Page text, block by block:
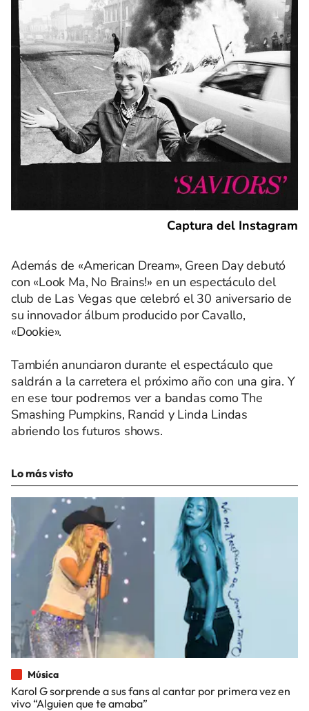
Captura del Instagram
Además de «American Dream», Green Day debutó
con «Look Ma, No Brains!» en un espectáculo del
club de Las Vegas que celebró el 30 aniversario de
su innovador álbum producido por Cavallo,
«Dookie».
También anunciaron durante el espectáculo que
saldrán a la carretera el próximo año con una gira. Y
en ese tour podremos ver a bandas como The
Smashing Pumpkins, Rancid y Linda Lindas
abriendo los futuros shows.
Lo más visto
Música
Karol G sorprende a sus fans al cantar por primera vez en
vivo “Alguien que te amaba”